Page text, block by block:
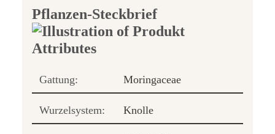
Pflanzen-Steckbrief
Gattung: Moringaceae
Wurzelsystem: Knolle